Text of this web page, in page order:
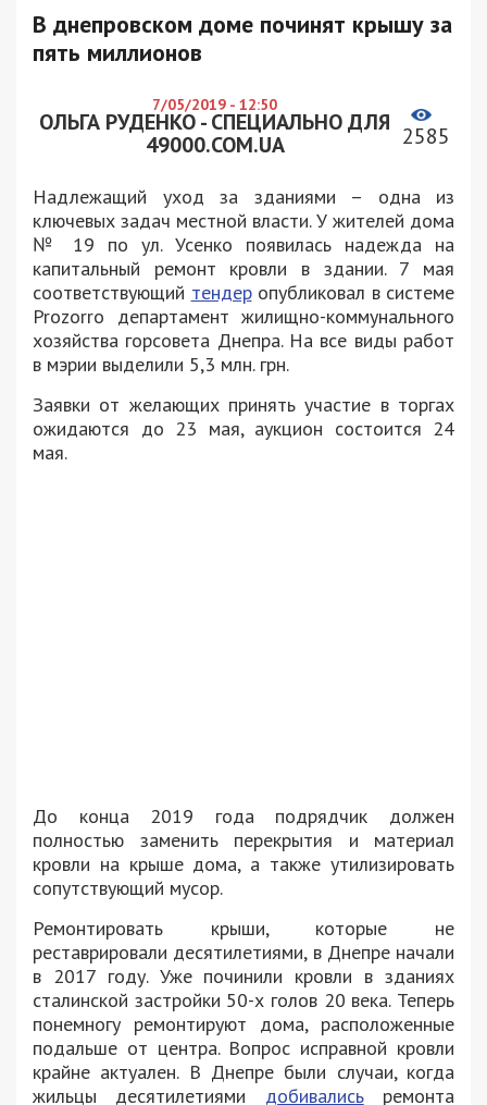
В днепровском доме починят крышу за
пять миллионов
7/05/2019 - 12:50
ОЛЬГА РУДЕНКО - СПЕЦИАЛЬНО ДЛЯ
49000.COM.UA
2585
Надлежащий уход за зданиями – одна из
ключевых задач местной власти. У жителей дома
№ 19 по ул. Усенко появилась надежда на
капитальный ремонт кровли в здании. 7 мая
соответствующий тендеропубликовал в системе
Prozorro департамент жилищно-коммунального
хозяйства горсовета Днепра. На все виды работ
в мэрии выделили 5,3 млн. грн.
Заявки от желающих принять участие в торгах
ожидаются до 23 мая, аукцион состоится 24
мая.
До конца 2019 года подрядчик должен
полностью заменить перекрытия и материал
кровли на крыше дома, а также утилизировать
сопутствующий мусор.
Ремонтировать крыши, которые не
реставрировали десятилетиями, в Днепре начали
в 2017 году. Уже починили кровли в зданиях
сталинской застройки 50-х голов 20 века. Теперь
понемногу ремонтируют дома, расположенные
подальше от центра. Вопрос исправной кровли
крайне актуален. В Днепре были случаи, когда
жильцы десятилетиями добивалисьремонта